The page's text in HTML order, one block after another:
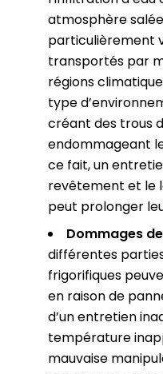
atmosphère
particulièrement
transportés par
régions
type
créant des trous
endommageant
ce fait, un
revêtement et le
peut prolonger
Dommages
différentes
frigorifiques
en raison de
d’un entretien
température
mauvaise